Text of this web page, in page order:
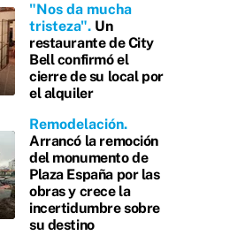
"Nos da mucha
tristeza" Un
restaurante de City
Bell confirmó el
cierre de su local por
el alquiler
Remodelación
Arrancó la remoción
del monumento de
Plaza España por las
obras y crece la
incertidumbre sobre
su destino